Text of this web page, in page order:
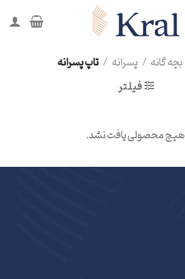
بچه گانه / پسرانه /تاپ پسرانه
فیلتر
هیچ محصولی یافت نشد.